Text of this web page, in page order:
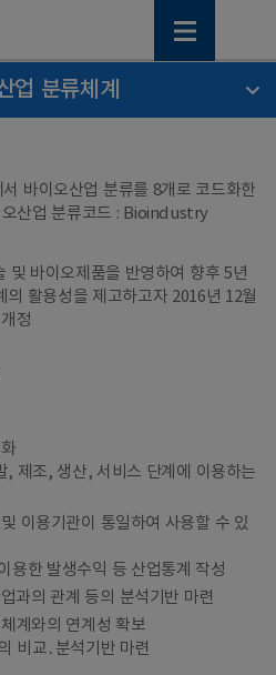
업 분류체계
바이오산업 분류를 8개로 코드화한
산업 분류코드 : Bioindustry
및 바이오제품을 반영하여 향후 5년
의 활용성을 제고하고자 2016년 12월
정
, 제조, 생산, 서비스 단계에 이용하는
이용기관이 통일하여 사용할 수 있
용한 발생수익 등 산업통계 작성
과의 관계 등의 분석기반 마련
계와의 연계성 확보
비교․분석기반 마련